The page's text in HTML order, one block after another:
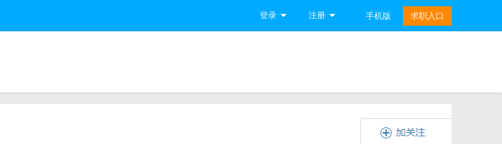
手机版 求职入口
注册
登录